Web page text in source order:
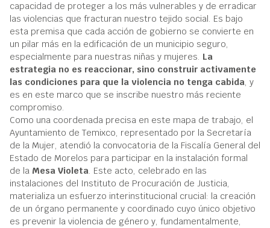
capacidad de proteger a los más vulnerables y de erradicar
las violencias que fracturan nuestro tejido social. Es bajo
esta premisa que cada acción de gobierno se convierte en
un pilar más en la edificación de un municipio seguro,
especialmente para nuestras niñas y mujeres. La
estrategia no es reaccionar, sino construir activamente
las condiciones para que la violencia no tenga cabida, y
es en este marco que se inscribe nuestro más reciente
compromiso.
Como una coordenada precisa en este mapa de trabajo, el
Ayuntamiento de Temixco, representado por la Secretaría
de la Mujer, atendió la convocatoria de la Fiscalía General del
Estado de Morelos para participar en la instalación formal
de la Mesa Violeta. Este acto, celebrado en las
instalaciones del Instituto de Procuración de Justicia,
materializa un esfuerzo interinstitucional crucial: la creación
de un órgano permanente y coordinado cuyo único objetivo
es prevenir la violencia de género y, fundamentalmente,